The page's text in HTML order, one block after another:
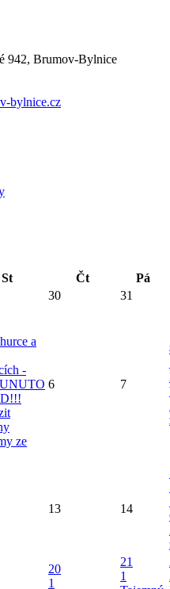
942, Brumov-Bylnice
bylnice.cz
St Čt
Pá
30 31
a
-
ze
6 7
13 14
20
1
21
1